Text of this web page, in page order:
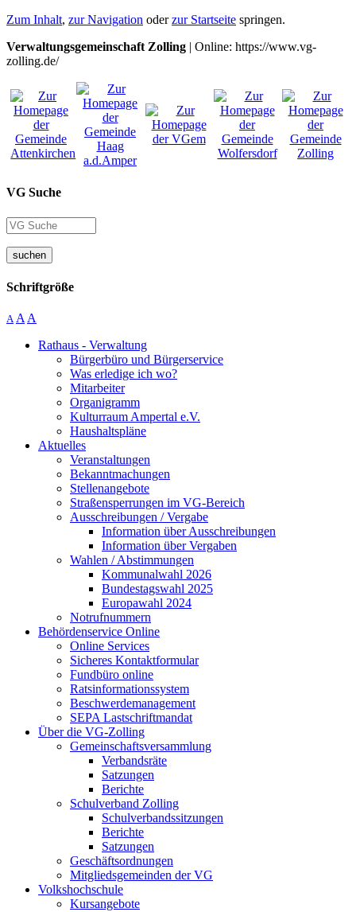
Zum Inhalt, zur Navigation oderzur Startseite springen.
Verwaltungsgemeinschaft Zolling | Online: https://www.vg-
zolling.de/
VG Suche
suchen
Schriftgröße
A A A
Rathaus - Verwaltung
Bürgerbüro und Bürgerservice
Was erledige ich wo?
Mitarbeiter
Organigramm
Kulturraum Ampertal e.V.
Haushaltspläne
Aktuelles
Veranstaltungen
Bekanntmachungen
Stellenangebote
Straßensperrungen im VG-Bereich
Ausschreibungen / Vergabe
Information über Ausschreibungen
Information über Vergaben
Wahlen / Abstimmungen
Kommunalwahl 2026
Bundestagswahl 2025
Europawahl 2024
Notrufnummern
Behördenservice Online
Online Services
Sicheres Kontaktformular
Fundbüro online
Ratsinformationssystem
Beschwerdemanagement
SEPA Lastschriftmandat
Über die VG-Zolling
Gemeinschaftsversammlung
Verbandsräte
Satzungen
Berichte
Schulverband Zolling
Schulverbandssitzungen
Berichte
Satzungen
Geschäftsordnungen
Mitgliedsgemeinden der VG
Volkshochschule
Kursangebote